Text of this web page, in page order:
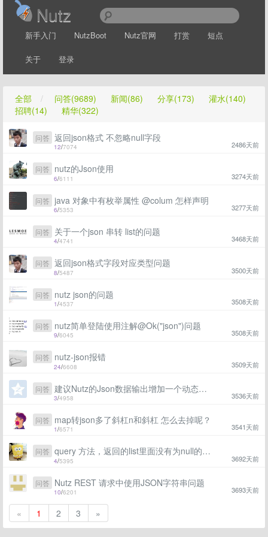
Nutz
新手入门 NutzBoot Nutz官网 打赏 短点
关于 登录
全部 / 问答(9689) 新闻(86) 分享(173)
灌水(140)
招聘(14)
精华(322)
12/7074 2486天前
问答 返回json格式 不忽略null字段
6/6111 3274天前
问答 nutz的Json使用
6/5353 3277天前
问答 java 对象中有枚举属性 @colum 怎样声明
4/4741 3468天前
问答 关于一个json 串转 list的问题
8/5487 3500天前
问答 返回json格式字段对应类型问题
1/4537 3508天前
问答 nutz json的问题
9/6045 3508天前
问答 nutz简单登陆使用注解@Ok("json")问题
24/6608 3509天前
问答 nutz-json报错
3/4958 3536天前
问答 建议Nutz的Json数据输出增加一个动态过滤的功能
1/6571 3541天前
问答 map转json多了斜杠n和斜杠 怎么去掉呢？
4/5395 3692天前
问答 query 方法，返回的list里面没有为null的字段
10/6201 3693天前
问答 Nutz REST 请求中使用JSON字符串问题
« 1 2 3 »